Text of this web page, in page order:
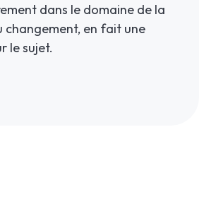
dans le domaine de la
changement, en fait une
le sujet.